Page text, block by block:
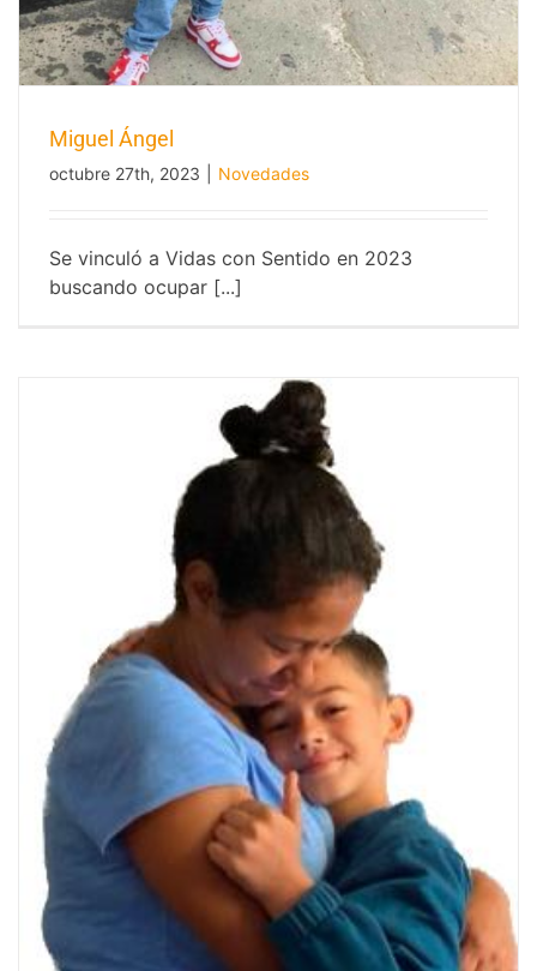
Miguel Ángel
octubre 27th, 2023 Novedades
Se vinculó a Vidas con Sentido en 2023
buscando ocupar [...]